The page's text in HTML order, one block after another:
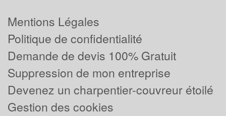
Mentions Légales
Politique de confidentialité
Demande de devis 100% Gratuit
Suppression de mon entreprise
Devenez un charpentier-couvreur étoilé
Gestion des cookies